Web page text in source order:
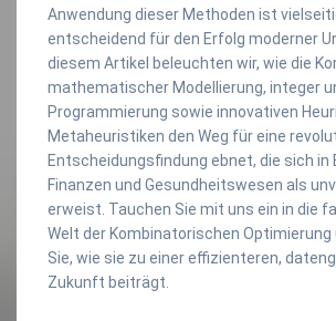
Anwendung dieser Methoden ist
entscheidend für den Erfolg moderner
diesem Artikel beleuchten wir, wie die
mathematischer Modellierung, integer
Programmierung sowie innovativen
Metaheuristiken den Weg für eine
Entscheidungsfindung ebnet, die sich in
Finanzen und Gesundheitswesen als
erweist. Tauchen Sie mit uns ein in die
Welt der Kombinatorischen Optimierung
Sie, wie sie zu einer effizienteren,
Zukunft beiträgt.